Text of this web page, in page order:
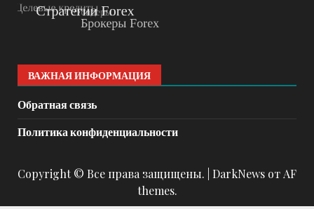
ВАЖНАЯ ИНФОРМАЦИЯ
Обратная связь
Политика конфиденциальности
Copyright © Все права защищены. DarkNews от AF
themes.